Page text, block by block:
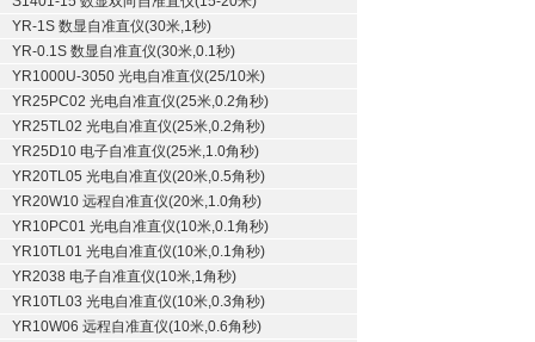
YR-1S 数显自准直仪(30米,1秒)
YR-0.1S 数显自准直仪(30米,0.1秒)
YR1000U-3050 光电自准直仪(25/10米)
YR25PC02 光电自准直仪(25米,0.2角秒)
YR25TL02 光电自准直仪(25米,0.2角秒)
YR25D10 电子自准直仪(25米,1.0角秒)
YR20TL05 光电自准直仪(20米,0.5角秒)
YR20W10 远程自准直仪(20米,1.0角秒)
YR10PC01 光电自准直仪(10米,0.1角秒)
YR10TL01 光电自准直仪(10米,0.1角秒)
YR2038 电子自准直仪(10米,1角秒)
YR10TL03 光电自准直仪(10米,0.3角秒)
YR10W06 远程自准直仪(10米,0.6角秒)